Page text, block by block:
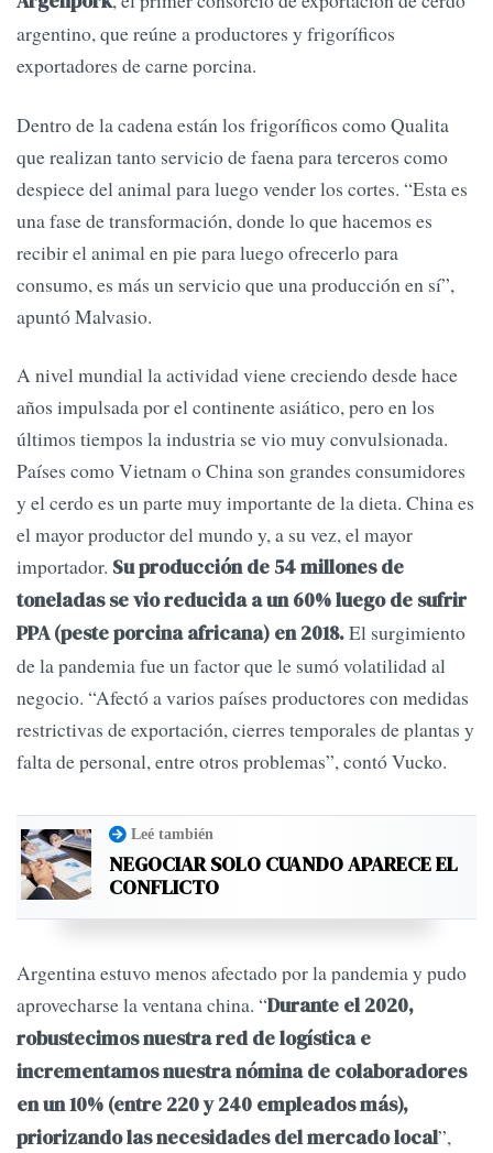
argentino, que reúne a productores y frigoríficos
exportadores de carne porcina.
Dentro de la cadena están los frigoríficos como Qualita
que realizan tanto servicio de faena para terceros como
despiece del animal para luego vender los cortes. “Esta es
una fase de transformación, donde lo que hacemos es
recibir el animal en pie para luego ofrecerlo para
consumo, es más un servicio que una producción en sí”,
apuntó Malvasio.
A nivel mundial la actividad viene creciendo desde hace
años impulsada por el continente asiático, pero en los
últimos tiempos la industria se vio muy convulsionada.
Países como Vietnam o China son grandes consumidores
y el cerdo es un parte muy importante de la dieta. China es
el mayor productor del mundo y, a su vez, el mayor
importador. Su producción de 54 millones de
toneladas se vio reducida a un 60% luego de sufrir
PPA (peste porcina africana) en 2018.El surgimiento
de la pandemia fue un factor que le sumó volatilidad al
negocio. “Afectó a varios países productores con medidas
restrictivas de exportación, cierres temporales de plantas y
falta de personal, entre otros problemas”, contó Vucko.
Leé también
NEGOCIAR SOLO CUANDO APARECE EL
CONFLICTO
Argentina estuvo menos afectado por la pandemia y pudo
aprovecharse la ventana china. “Durante el 2020,
robustecimos nuestra red de logística e
incrementamos nuestra nómina de colaboradores
en un 10% (entre 220 y 240 empleados más),
priorizando las necesidades del mercado local”,